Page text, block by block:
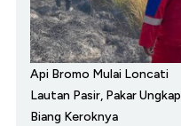
Api Bromo Mulai Loncati
Lautan Pasir, Pakar Ungkap
Biang Keroknya